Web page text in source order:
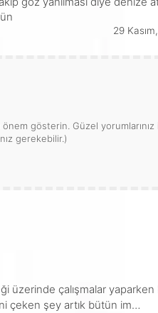
29
gösterin. Güzel yorumlarınız
gerekebilir.)
üzerinde çalışmalar
çeken şey artık bütün im…